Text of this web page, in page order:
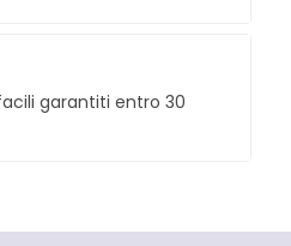
garantiti entro 30